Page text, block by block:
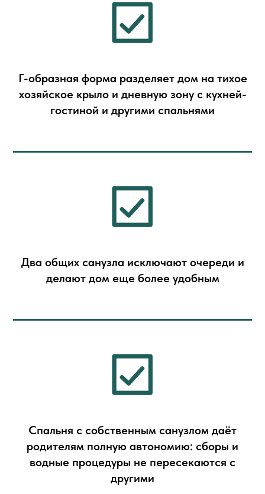
Г-образная форма разделяет дом на тихое
хозяйское крыло и дневную зону с кухней-
гостиной и другими спальнями
Два общих санузла исключают очереди и
делают дом еще более удобным
Спальня с собственным санузлом даёт
родителям полную автономию: сборы и
водные процедуры не пересекаются с
другими